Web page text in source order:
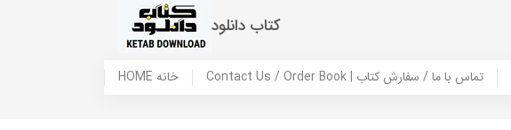
کتاب دانلود
HOME خانه Contact Us / Order Book | تماس با ما / سفارش کتاب